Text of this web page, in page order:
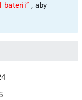
baterii” , aby